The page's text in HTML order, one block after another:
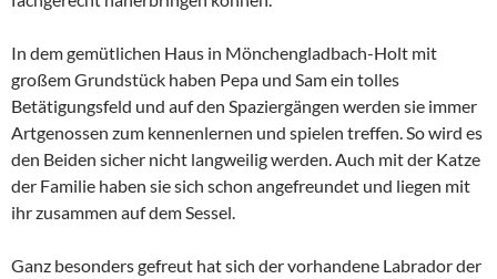
In dem gemütlichen Haus in Mönchengladbach-Holt mit
großem Grundstück haben Pepa und Sam ein tolles
Betätigungsfeld und auf den Spaziergängen werden sie immer
Artgenossen zum kennenlernen und spielen treffen. So wird es
den Beiden sicher nicht langweilig werden. Auch mit der Katze
der Familie haben sie sich schon angefreundet und liegen mit
ihr zusammen auf dem Sessel.
Ganz besonders gefreut hat sich der vorhandene Labrador der